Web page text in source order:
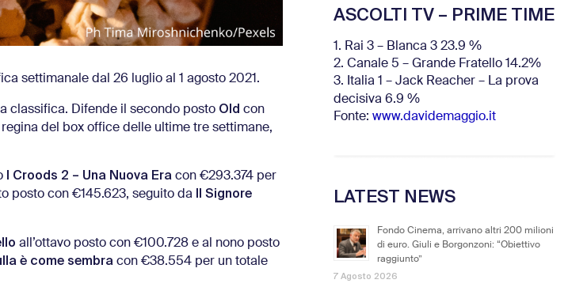
settimanale dal 26 luglio al 1 agosto 2021.
classifica. Difende il secondo posto Old con
regina del box office delle ultime tre settimane,
I Croods 2 – Una Nuova Era con €293.374 per
posto con €145.623, seguito da Il Signore
all’ottavo posto con €100.728 e al nono posto
è come sembra con €38.554 per un totale
ASCOLTI TV – PRIME TIME
1. Rai 3 – Blanca 3 23.9 %
2. Canale 5 – Grande Fratello 14.2%
3. Italia 1 – Jack Reacher – La prova
decisiva 6.9 %
Fonte: www.davidemaggio.it
LATEST NEWS
Fondo Cinema, arrivano altri 200 milioni
di euro. Giuli e Borgonzoni: “Obiettivo
raggiunto”
7 Agosto 2026